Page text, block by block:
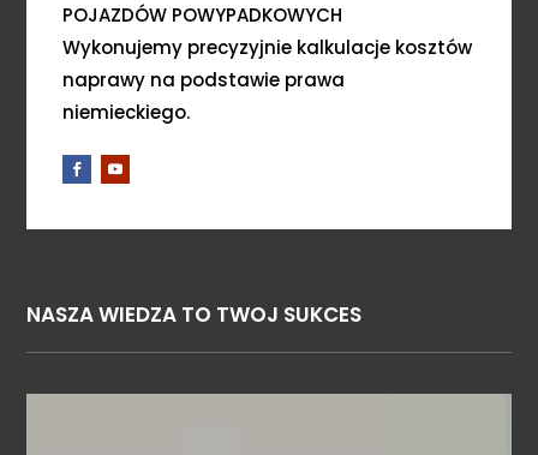
POJAZDÓW POWYPADKOWYCH
Wykonujemy precyzyjnie kalkulacje kosztów
naprawy na podstawie prawa
niemieckiego.
NASZA WIEDZA TO TWOJ SUKCES